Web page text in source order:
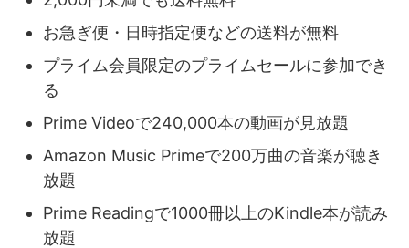
お急ぎ便・日時指定便などの送料が無料
プライム会員限定のプライムセールに参加でき
る
Prime Videoで240,000本の動画が見放題
Amazon Music Primeで200万曲の音楽が聴き
放題
Prime Readingで1000冊以上のKindle本が読み
放題